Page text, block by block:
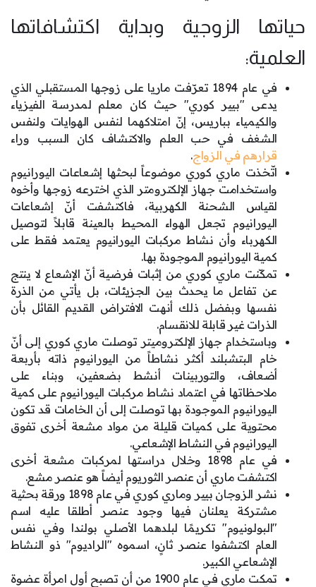
حياتها الزوجية وبداية اكتشافاتها
العلمية:
في عام 1894 تعرّفت ماريا على زوجها المستقبلي الذي
يدعى "بيير كوري" حيث كان معلم لمدرسة الفيزياء
والكيمياء بباريس، إنّ امتلاكهما لنفس الهوايات ولنفس
الشغف في حب العلم والاكتشاف كان السبب وراء
قرارهم في الزواج.
اتّخذت ماري كوري موضوعاً لبحثها إشعاعات اليورانيوم
واستخدامت جهاز الإلكترومتر الذي اخترعه زوجها وأخوه
لقياس الشحنة الكهربية، فاكتشفت أنّ إشعاعات
اليورانيوم تجعل الهواء المحيط بالعينة قابلاً لتوصيل
الكهرباء وأن نشاط مركبات اليورانيوم يعتمد فقط على
كمية اليورانيوم الموجودة بها.
تمكّنت ماري كوري من إثبات فرضية أنّ الإشعاع لا ينتج
عن تفاعل ما يحدث بين الجزيئات، بل يأتي من الذرة
نفسها وبفضل ذلك أنهت الافتراض القديم القائل بأن
الذرات غير قابلة للانقسام.
وباستخدام جهاز الإلكتروميتر توصلت ماري كوري إلى أنّ
خام البتشبلند أكثر نشاطاً من اليورانيوم ذاته بأربعة
أضعاف، والتوربينات أنشط بضعفين، وبناء على
ملاحظاتها في اعتماد نشاط مركبات اليورانيوم على كمية
اليورانيوم الموجودة بها توصلت إلى أن الخامات قد تكون
محتوية على كميات قليلة من مواد مشعة أخرى تفوق
اليورانيوم في النشاط الإشعاعي.
في عام 1898 وخلال دراستها لمركبات مشعة أخرى
اكتشفت ماري أن عنصر الثوريوم أيضاً هو عنصر مشع.
نشر الزوجان بيير وماري كوري في عام 1898 ورقة بحثية
مشتركة يعلنان فيها وجود عنصر أطلقا عليه اسم
"البولونيوم" تكريمًا لبلدهما الأصلي بولندا وفي نفس
العام اكتشفوا عنصر ثانٍ، اسموه "الراديوم" ذو النشاط
الإشعاعي الكبير.
تمكت ماري في عام 1900 من أن تصبح أول امرأة عضوة